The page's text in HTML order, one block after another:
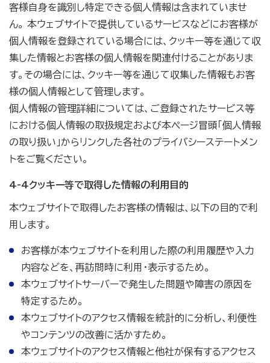
客様自身を識別し特定できる個人情報は含まれていませ
ん。 本ウェブサイトで提供しているサービスなどにお客様が
個人情報を登録されている場合には、クッキー等を通じて収
集した情報とお客様の個人情報を関連付けることがありま
す。その場合には、クッキー等を通じて収集した情報もお客
様の個人情報として管理します。
個人情報の管理詳細については、ご登録されたサービス等
における個人情報の取扱規定および本ページ冒頭「個人情報
の取り扱い」からリンクした各社のプライバシーステートメン
トをご覧ください。
4-4クッキー等で取得した情報の利用目的
本ウェブサイトで取得したお客様の情報は、以下の目的で利
用します。
お客様が本ウェブサイトを利用した際の利用履歴や入力
内容などを、再訪問時に利用・表示するため。
本ウェブサイトサーバーで発生した問題や障害の原因を
特定するため。
本ウェブサイトのアクセス情報を統計的に分析し、利便性
やコンテンツの改善に活かすため。
本ウェブサイトのアクセス情報と他社が保有するアクセス